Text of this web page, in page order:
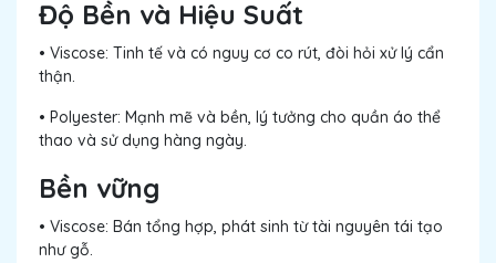
Độ Bền và Hiệu Suất
• Viscose: Tinh tế và có nguy cơ co rút, đòi hỏi xử lý cẩn
thận.
• Polyester: Mạnh mẽ và bền, lý tưởng cho quần áo thể
thao và sử dụng hàng ngày.
Bền vững
• Viscose: Bán tổng hợp, phát sinh từ tài nguyên tái tạo
như gỗ.